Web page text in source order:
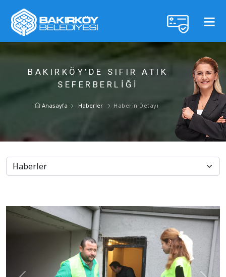
BAKIRKÖY’DE SIFIR ATIK
SEFERBERLİĞİ
Anasayfa Haberler Haberin Detayı